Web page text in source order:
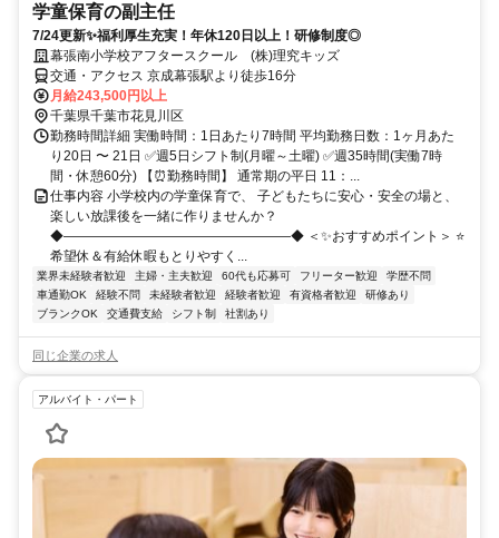
学童保育の副主任
7/24更新✨福利厚生充実！年休120日以上！研修制度◎
幕張南小学校アフタースクール (株)理究キッズ
交通・アクセス 京成幕張駅より徒歩16分
月給243,500円以上
千葉県千葉市花見川区
勤務時間詳細 実働時間：1日あたり7時間 平均勤務日数：1ヶ月あた
り20日 〜 21日 ✅週5日シフト制(月曜～土曜) ✅週35時間(実働7時
間・休憩60分) 【⏰勤務時間】 通常期の平日 11：...
仕事内容 小学校内の学童保育で、 子どもたちに安心・安全の場と、
楽しい放課後を一緒に作りませんか？
◆―――――――――――――――――◆ ＜✨おすすめポイント＞ ⭐
希望休＆有給休暇もとりやすく...
業界未経験者歓迎 主婦・主夫歓迎 60代も応募可 フリーター歓迎
学歴不問
車通勤OK
経験不問 未経験者歓迎 経験者歓迎 有資格者歓迎
研修あり
ブランクOK
交通費支給 シフト制 社割あり
同じ企業の求人
アルバイト・パート